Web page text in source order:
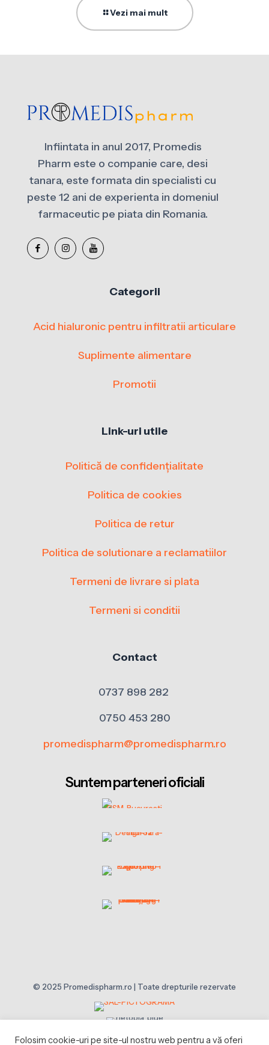
Vezi mai mult
Infiintata in anul 2017, Promedis
Pharm este o companie care, desi
tanara, este formata din specialisti cu
peste 12 ani de experienta in domeniul
farmaceutic pe piata din Romania.
Categorii
Acid hialuronic pentru infiltratii articulare
Suplimente alimentare
Promotii
Link-uri utile
Politică de confidențialitate
Politica de cookies
Politica de retur
Politica de solutionare a reclamatiilor
Termeni de livrare si plata
Termeni si conditii
Contact
0737 898 282
0750 453 280
promedispharm@promedispharm.ro
Suntem parteneri oficiali
© 2025 Promedispharm.ro | Toate drepturile rezervate
Folosim cookie-uri pe site-ul nostru web pentru a vă oferi